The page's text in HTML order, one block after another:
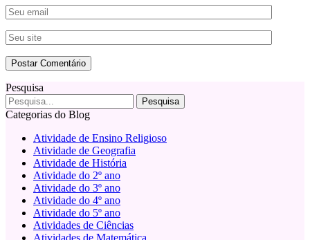
Pesquisa
Categorias do Blog
Atividade de Ensino Religioso
Atividade de Geografia
Atividade de História
Atividade do 2º ano
Atividade do 3º ano
Atividade do 4º ano
Atividade do 5º ano
Atividades de Ciências
Atividades de Matemática